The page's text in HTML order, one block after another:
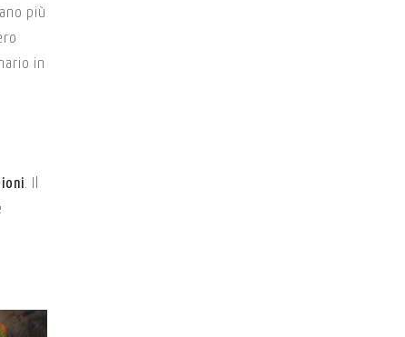
più
in
. Il